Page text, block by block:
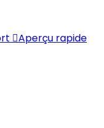
Aperçu rapide